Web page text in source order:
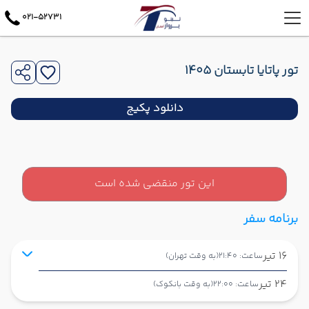
021-52731
تور پاتایا تابستان 1405
دانلود پکیج
این تور منقضی شده است
برنامه سفر
16 تیر ساعت: 21:40 (به وقت تهران)
24 تیر ساعت: 22:00 (به وقت بانکوک)